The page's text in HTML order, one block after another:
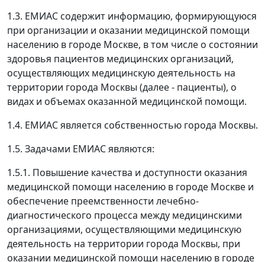
1.3. ЕМИАС содержит информацию, формирующуюся
при организации и оказании медицинской помощи
населению в городе Москве, в том числе о состоянии
здоровья пациентов медицинских организаций,
осуществляющих медицинскую деятельность на
территории города Москвы (далее - пациенты), о
видах и объемах оказанной медицинской помощи.
1.4. ЕМИАС является собственностью города Москвы.
1.5. Задачами ЕМИАС являются:
1.5.1. Повышение качества и доступности оказания
медицинской помощи населению в городе Москве и
обеспечение преемственности лечебно-
диагностического процесса между медицинскими
организациями, осуществляющими медицинскую
деятельность на территории города Москвы, при
оказании медицинской помощи населению в городе